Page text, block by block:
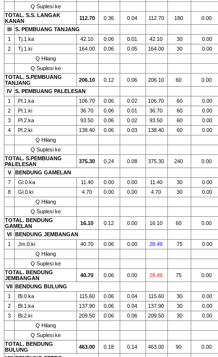
Q Suplesi ke
TOTAL. S.S. LANGAK
KANAN
112.70 0.36 0.04 112.70 180
0.00
III
S. PEMBUANG TANJANG
1
Tj.1.ka 42.10 0.06 0.01 42.10 30
0.00
2
Tj.1.ki 164.00 0.06 0.05 164.00 30
0.00
Q Hilang
Q Suplesi ke
TOTAL. S.PEMBUANG
TANJANG
206.10 0.12 0.06 206.10 60
0.00
IV S. PEMBUANG PALELESAN
1
Pl.1.ka 106.70 0.06 0.02 106.70 60
0.00
2
Pl.1.ki 36.70 0.06 0.01 36.70 60
0.00
3
Pl.2.ka 93.50 0.06 0.02 93.50 60
0.00
4
Pl.2.ki 138.40 0.06 0.03 138.40 60
0.00
Q Hilang
Q Suplesi ke
TOTAL. S.PEMBUANG
PALELESAN
375.30 0.24 0.08 375.30 240
0.00
V
BENDUNG GAMELAN
7
Gl.0.ka 11.40 0.00 0.00 11.40 30
0.00
8
Gl.0.ki 4.70 0.00 0.00 4.70 30
0.00
Q Hilang
Q Suplesi ke
TOTAL. BENDUNG
GAMELAN
16.10 0.12 0.00 16.10 60
0.00
VI BENDUNG JEMBANGAN
1
Jm.0.ki 40.70 0.06 0.00 28.49 75
0.00
Q Hilang
Q Suplesi ke
TOTAL. BENDUNG
JEMBANGAN
40.70 0.06 0.00 28.49 75
0.00
VII BENDUNG BULUNG
1
Bl.0.ka 115.60 0.06 0.04 115.60 30
0.00
2
Bl.1.ka 137.90 0.06 0.04 137.90 30
0.00
3
Bl.2.ki 209.50 0.06 0.06 209.50 30
0.00
Q Hilang
Q Suplesi ke
TOTAL. BENDUNG
BULUNG
463.00 0.18 0.14 463.00 90
0.00